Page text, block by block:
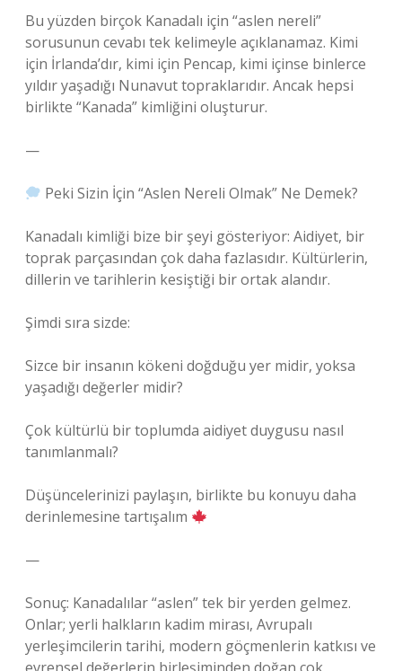
Bu yüzden birçok Kanadalı için “aslen nereli”
sorusunun cevabı tek kelimeyle açıklanamaz. Kimi
için İrlanda’dır, kimi için Pencap, kimi içinse binlerce
yıldır yaşadığı Nunavut topraklarıdır. Ancak hepsi
birlikte “Kanada” kimliğini oluşturur.
—
Peki Sizin İçin “Aslen Nereli Olmak” Ne Demek?
Kanadalı kimliği bize bir şeyi gösteriyor: Aidiyet, bir
toprak parçasından çok daha fazlasıdır. Kültürlerin,
dillerin ve tarihlerin kesiştiği bir ortak alandır.
Şimdi sıra sizde:
Sizce bir insanın kökeni doğduğu yer midir, yoksa
yaşadığı değerler midir?
Çok kültürlü bir toplumda aidiyet duygusu nasıl
tanımlanmalı?
Düşüncelerinizi paylaşın, birlikte bu konuyu daha
derinlemesine tartışalım
—
Sonuç: Kanadalılar “aslen” tek bir yerden gelmez.
Onlar; yerli halkların kadim mirası, Avrupalı
yerleşimcilerin tarihi, modern göçmenlerin katkısı ve